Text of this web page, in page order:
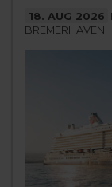
18. AUG 2026
BREMERHAVEN